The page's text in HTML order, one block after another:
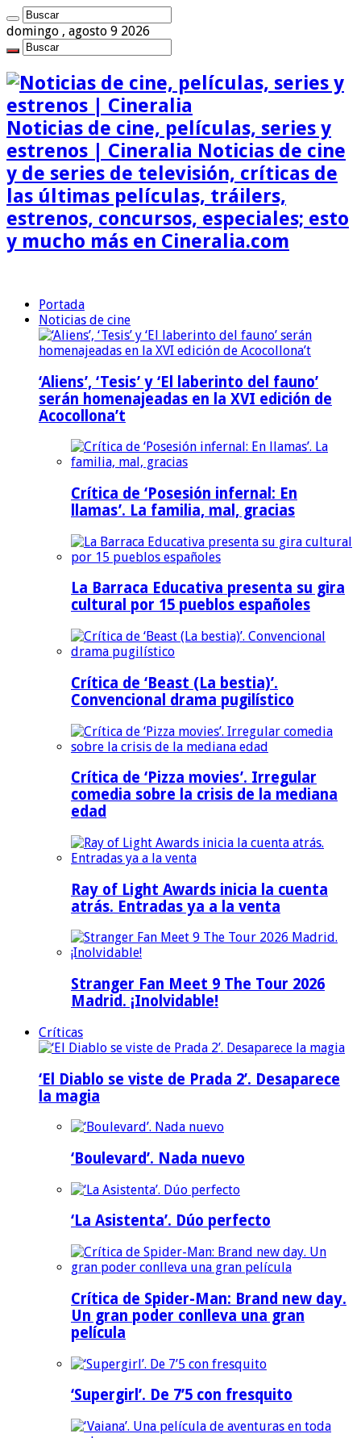
domingo , agosto 9 2026
Noticias de cine, películas, series y
estrenos | Cineralia Noticias de cine
y de series de televisión, críticas de
las últimas películas, tráilers,
estrenos, concursos, especiales; esto
y mucho más en Cineralia.com
Portada
Noticias de cine
‘Aliens’, ‘Tesis’ y ‘El laberinto del fauno’
serán homenajeadas en la XVI edición de
Acocollona’t
Crítica de ‘Posesión infernal: En
llamas’. La familia, mal, gracias
La Barraca Educativa presenta su gira
cultural por 15 pueblos españoles
Crítica de ‘Beast (La bestia)’.
Convencional drama pugilístico
Crítica de ‘Pizza movies’. Irregular
comedia sobre la crisis de la mediana
edad
Ray of Light Awards inicia la cuenta
atrás. Entradas ya a la venta
Stranger Fan Meet 9 The Tour 2026
Madrid. ¡Inolvidable!
Críticas
‘El Diablo se viste de Prada 2’. Desaparece
la magia
‘Boulevard’. Nada nuevo
‘La Asistenta’. Dúo perfecto
Crítica de Spider-Man: Brand new day.
Un gran poder conlleva una gran
película
‘Supergirl’. De 7’5 con fresquito